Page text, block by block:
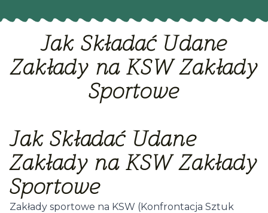
Jak Składać Udane
Zakłady na KSW Zakłady
Sportowe
Jak Składać Udane
Zakłady na KSW Zakłady
Sportowe
Zakłady sportowe na KSW (Konfrontacja Sztuk